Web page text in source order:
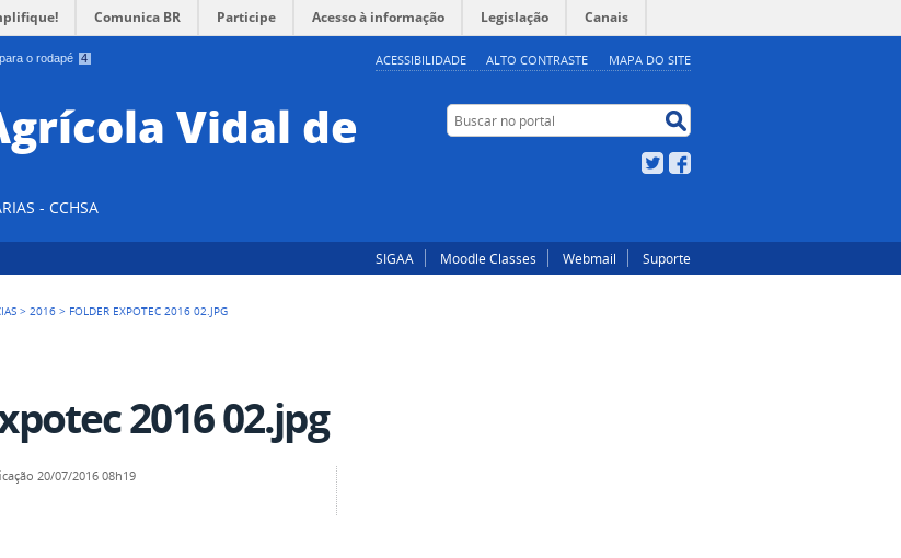
o rodapé 4 ACESSIBILIDADE ALTO CONTRASTE MAPA DO SITE
Comunica BR Participe Acesso à informação Legislação Canais
Vidal de
- CCHSA
Buscar no portal
Twitter
SIGAA Moodle Classes Webmail Suporte
>2016 > FOLDER EXPOTEC 2016 02.JPG
2016 02.jpg
20/07/2016 08h19